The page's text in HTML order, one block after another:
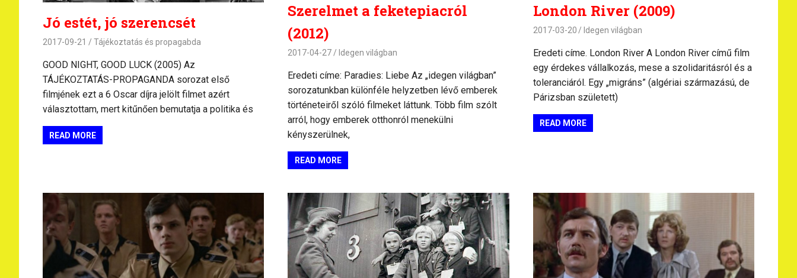
Jó estét, jó szerencsét
2017-09-21 Tájékoztatás és propagabda
GOOD NIGHT, GOOD LUCK (2005) Az
TÁJÉKOZTATÁS-PROPAGANDA sorozat első
filmjének ezt a 6 Oscar díjra jelölt filmet azért
választottam, mert kitűnően bemutatja a politika és
READ MORE
Szerelmet a feketepiacról
(2012)
2017-04-27 Idegen világban
Eredeti címe: Paradies: Liebe Az „idegen világban”
sorozatunkban különféle helyzetben lévő emberek
történeteiről szóló filmeket láttunk. Több film szólt
arról, hogy emberek otthonról menekülni
kényszerülnek,
READ MORE
London River (2009)
2017-03-20 Idegen világban
Eredeti címe. London River A London River című film
egy érdekes vállalkozás, mese a szolidaritásról és a
toleranciáról. Egy „migráns” (algériai származású, de
Párizsban született)
READ MORE